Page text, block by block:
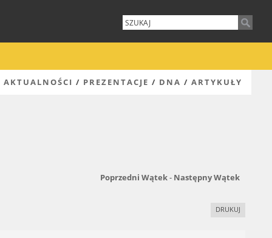
AKTUALNOŚCI / PREZENTACJE / DNA / ARTYKUŁY
Poprzedni Wątek- Następny Wątek
DRUKUJ